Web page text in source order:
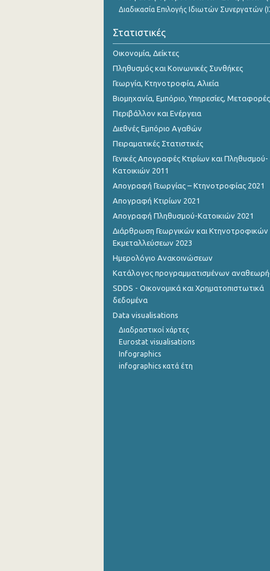
2o Τρίμηνο 2018
4o Τρίμηνο 2017
3o Τρίμηνο 2017
2o Τρίμηνο 2017
1o Τρίμηνο 2017
4o Τρίμηνο 2016
3o Τρίμηνο 2016
2o Τρίμηνο 2016
1o Τρίμηνο 2016
4o Τρίμηνο 2015
3o Τρίμηνο 2015
2o Τρίμηνο 2015
4o Τρίμηνο 2014
3o Τρίμηνο 2014
Διαδικασία Επιλογής Ιδιωτών Συνεργατών
Στατιστικές
Οικονομία, Δείκτες
Πληθυσμός και Κοινωνικές Συνθήκες
Γεωργία, Κτηνοτροφία, Αλιεία
Βιομηχανία, Εμπόριο, Υπηρεσίες, Μεταφορές
Περιβάλλον και Ενέργεια
Διεθνές Εμπόριο Αγαθών
Πειραματικές Στατιστικές
Γενικές Απογραφές Κτιρίων και Πληθυσμού-
Κατοικιών 2011
Απογραφή Γεωργίας – Κτηνοτροφίας 2021
Απογραφή Κτιρίων 2021
Απογραφή Πληθυσμού-Κατοικιών 2021
Διάρθρωση Γεωργικών και Κτηνοτροφικών
Εκμεταλλεύσεων 2023
Ημερολόγιο Ανακοινώσεων
Κατάλογος προγραμματισμένων
SDDS - Οικονομικά και Χρηματοπιστωτικά
δεδομένα
Data visualisations
Διαδραστικοί χάρτες
Eurostat visualisations
Infographics
infographics κατά έτη